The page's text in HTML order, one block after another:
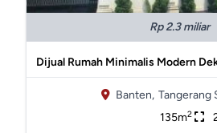
Rp 2.3 miliar
Dijual Rumah Minimalis Modern
Banten, Tangerang
135m2